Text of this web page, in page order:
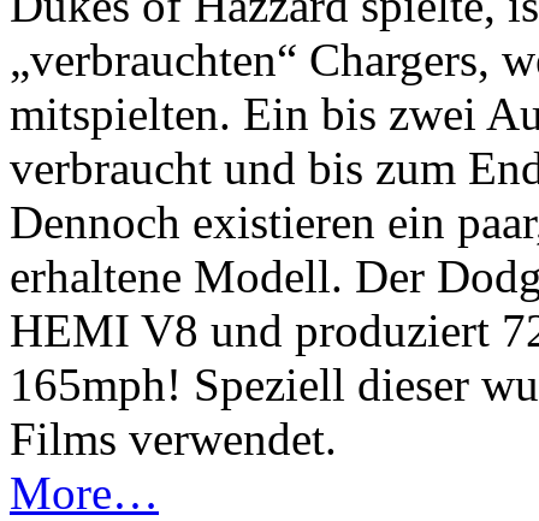
„verbrauchten“ Chargers,
mitspielten. Ein bis zwei
verbraucht und bis zum
Dennoch existieren ein
erhaltene Modell. Der
HEMI V8 und produziert
165mph! Speziell dieser
Films verwendet.
More…